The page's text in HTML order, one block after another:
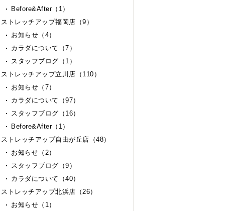
Before&After（1）
ストレッチアップ福岡店（9）
お知らせ（4）
カラダについて（7）
スタッフブログ（1）
ストレッチアップ立川店（110）
お知らせ（7）
カラダについて（97）
スタッフブログ（16）
Before&After（1）
ストレッチアップ自由が丘店（48）
お知らせ（2）
スタッフブログ（9）
カラダについて（40）
ストレッチアップ北浜店（26）
お知らせ（1）